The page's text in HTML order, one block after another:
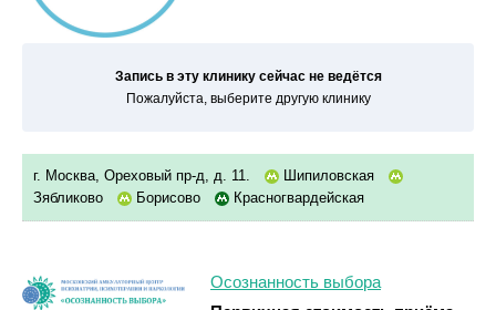
Запись в эту клинику сейчас не ведётся
Пожалуйста, выберите другую клинику
г. Москва, Ореховый пр-д, д. 11.
Шипиловская
Зябликово
Борисово Красногвардейская
Осознанность выбора